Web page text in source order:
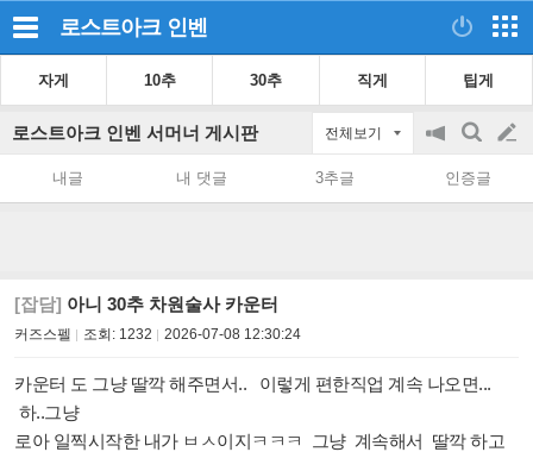
로스트아크 인벤
자게 10추 30추 직게 팁게
로스트아크 인벤 서머너 게시판 전체보기
공
on/off
검
색
글
쓰
내글 내 댓글 3추글 인증글
[잡담] 아니 30추 차원술사 카운터
커즈스펠 조회: 1232 2026-07-08 12:30:24
카운터 도 그냥 딸깍 해주면서.. 이렇게 편한직업 계속 나오면...
하..그냥
로아 일찍시작한 내가 ㅂㅅ이지ㅋㅋㅋ 그냥 계속해서 딸깍 하고